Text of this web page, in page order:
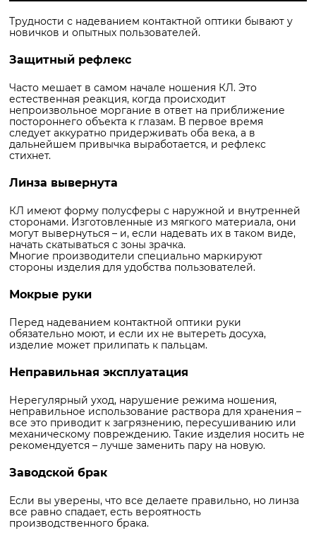
Трудности с надеванием контактной оптики бывают у
новичков и опытных пользователей.
Защитный рефлекс
Часто мешает в самом начале ношения КЛ. Это
естественная реакция, когда происходит
непроизвольное моргание в ответ на приближение
постороннего объекта к глазам. В первое время
следует аккуратно придерживать оба века, а в
дальнейшем привычка выработается, и рефлекс
стихнет.
Линза вывернута
КЛ имеют форму полусферы с наружной и внутренней
сторонами. Изготовленные из мягкого материала, они
могут вывернуться – и, если надевать их в таком виде,
начать скатываться с зоны зрачка.
Многие производители специально маркируют
стороны изделия для удобства пользователей.
Мокрые руки
Перед надеванием контактной оптики руки
обязательно моют, и если их не вытереть досуха,
изделие может прилипать к пальцам.
Неправильная эксплуатация
Нерегулярный уход, нарушение режима ношения,
неправильное использование раствора для хранения –
все это приводит к загрязнению, пересушиванию или
механическому повреждению. Такие изделия носить не
рекомендуется – лучше заменить пару на новую.
Заводской брак
Если вы уверены, что все делаете правильно, но линза
все равно спадает, есть вероятность
производственного брака.